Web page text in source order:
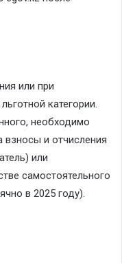
или при
категории.
необходимо
взносы и отчисления
или
самостоятельного
в 2025 году).